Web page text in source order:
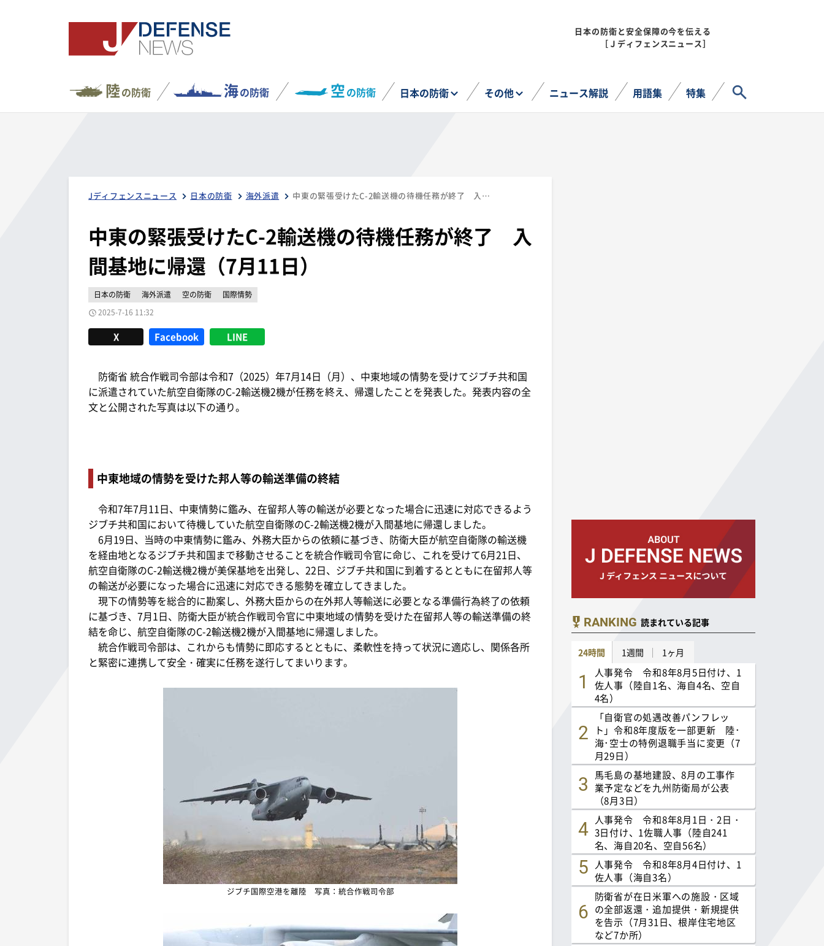
日本の防衛と安全保障の今を伝える
［Ｊディフェンスニュース］
陸の防衛 海の防衛 空の防衛 日本の防衛 その他 ニュース解説 用語集 特集
Jディフェンスニュース 日本の防衛 海外派遣 中東の緊張受けたC-2輸送機の待機任務が終了 入間基地に帰還（7月11日）
中東の緊張受けたC-2輸送機の待機任務が終了 入
間基地に帰還（7月11日）
日本の防衛 海外派遣 空の防衛
国際情勢
2025-7-16 11:32
X Facebook LINE
防衛省 統合作戦司令部は令和7（2025）年7月14日（月）、中東地域の情勢を受けてジブチ共和国
に派遣されていた航空自衛隊のC-2輸送機2機が任務を終え、帰還したことを発表した。発表内容の全
文と公開された写真は以下の通り。
中東地域の情勢を受けた邦人等の輸送準備の終結
令和7年7月11日、中東情勢に鑑み、在留邦人等の輸送が必要となった場合に迅速に対応できるよう
ジブチ共和国において待機していた航空自衛隊のC-2輸送機2機が入間基地に帰還しました。
6月19日、当時の中東情勢に鑑み、外務大臣からの依頼に基づき、防衛大臣が航空自衛隊の輸送機
を経由地となるジブチ共和国まで移動させることを統合作戦司令官に命じ、これを受けて6月21日、
航空自衛隊のC-2輸送機2機が美保基地を出発し、22日、ジブチ共和国に到着するとともに在留邦人等
の輸送が必要になった場合に迅速に対応できる態勢を確立してきました。
現下の情勢等を総合的に勘案し、外務大臣からの在外邦人等輸送に必要となる準備行為終了の依頼
に基づき、7月1日、防衛大臣が統合作戦司令官に中東地域の情勢を受けた在留邦人等の輸送準備の終
結を命じ、航空自衛隊のC-2輸送機2機が入間基地に帰還しました。
統合作戦司令部は、これからも情勢に即応するとともに、柔軟性を持って状況に適応し、関係各所
と緊密に連携して安全・確実に任務を遂行してまいります。
ジブチ国際空港を離陸 写真：統合作戦司令部
RANKING 読まれている記事
24時間 1週間 1ヶ月
人事発令 令和8年8月5日付け、1
佐人事（陸自1名、海自4名、空自
4名）
「自衛官の処遇改善パンフレッ
ト」令和8年度版を一部更新 陸･
海･空士の特例退職手当に変更（7
月29日）
馬毛島の基地建設、8月の工事作
業予定などを九州防衛局が公表
（8月3日）
人事発令 令和8年8月1日・2日・
3日付け、1佐職人事（陸自241
名、海自20名、空自56名）
人事発令 令和8年8月4日付け、1
佐人事（海自3名）
防衛省が在日米軍への施設・区域
の全部返還・追加提供・新規提供
を告示（7月31日、根岸住宅地区
など7か所）